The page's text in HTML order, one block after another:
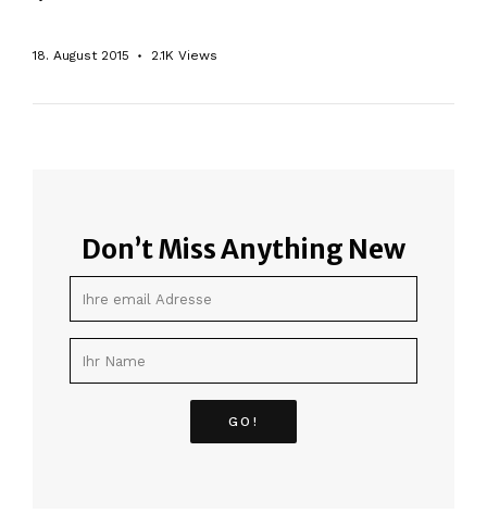
18. August 2015 2.1K Views
Don’t Miss Anything New